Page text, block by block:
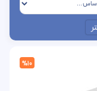
%10